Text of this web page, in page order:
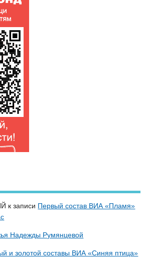
к записи Первый состав ВИА «Пламя»
Надежды Румянцевой
и золотой составы ВИА «Синяя птица»